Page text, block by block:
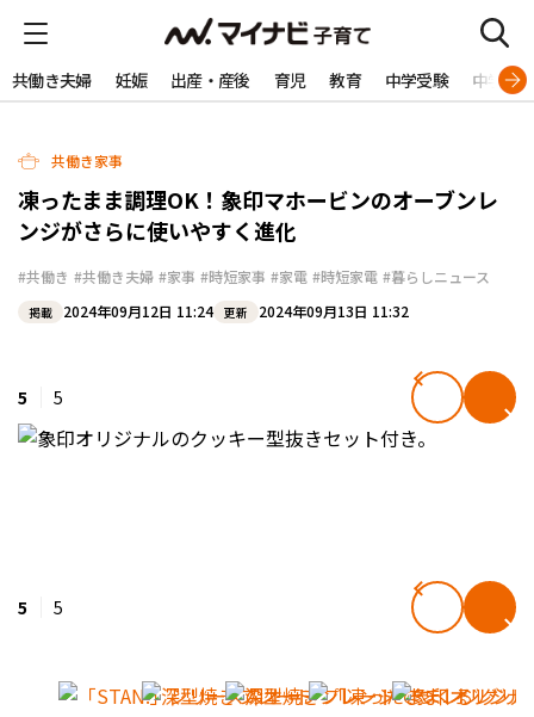
共働き夫婦 妊娠 出産・産後 育児 教育 中学受験 中学生
共働き家事
凍ったまま調理OK！象印マホービンのオーブンレ
ンジがさらに使いやすく進化
#共働き #共働き夫婦 #家事 #時短家事 #家電 #時短家電 #暮らしニュース
掲載 2024年09月12日 11:24 更新 2024年09月13日 11:32
5 5
5 5